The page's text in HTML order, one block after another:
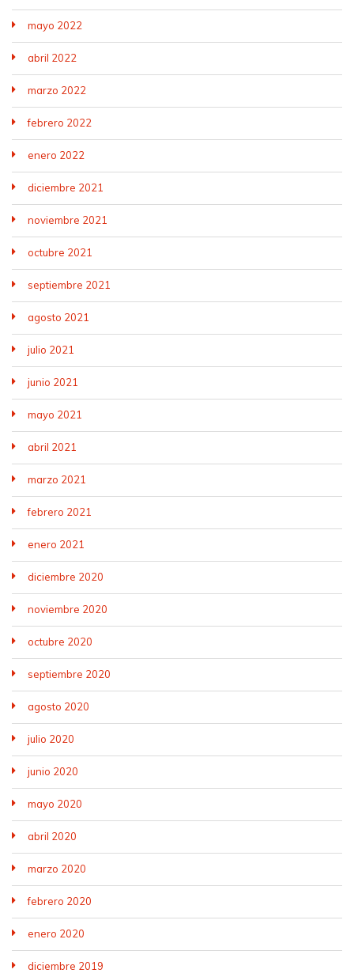
mayo 2022
abril 2022
marzo 2022
febrero 2022
enero 2022
diciembre 2021
noviembre 2021
octubre 2021
septiembre 2021
agosto 2021
julio 2021
junio 2021
mayo 2021
abril 2021
marzo 2021
febrero 2021
enero 2021
diciembre 2020
noviembre 2020
octubre 2020
septiembre 2020
agosto 2020
julio 2020
junio 2020
mayo 2020
abril 2020
marzo 2020
febrero 2020
enero 2020
diciembre 2019